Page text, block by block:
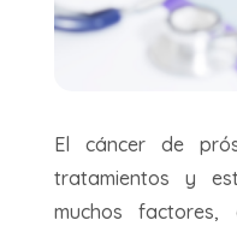
El cáncer de
tratamientos y
muchos